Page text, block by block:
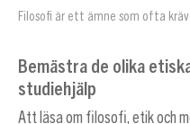
Filosofi är ett ämne som ofta
Bemästra de olika
studiehjälp
Att läsa om filosofi, etik och